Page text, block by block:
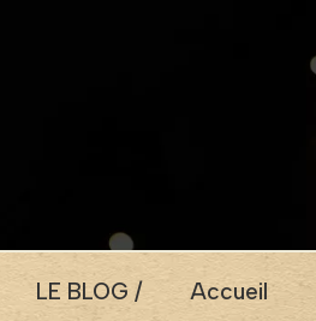
LE BLOG / Accueil